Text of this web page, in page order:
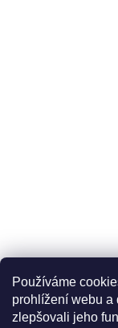
Používáme
prohlížení webu a
zlepšovali jeho